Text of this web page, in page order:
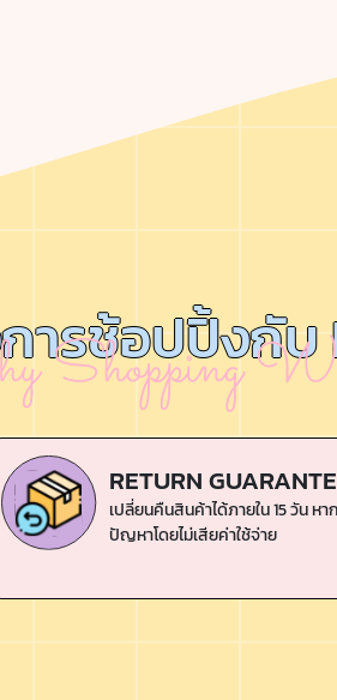
ารช้อปปิ้งกับ
RETURN
เปลี่ยนคืนสินค้าได้ภายใน 15 วัน ห
ปัญหาโดยไม่เสียค่าใช้จ่าย